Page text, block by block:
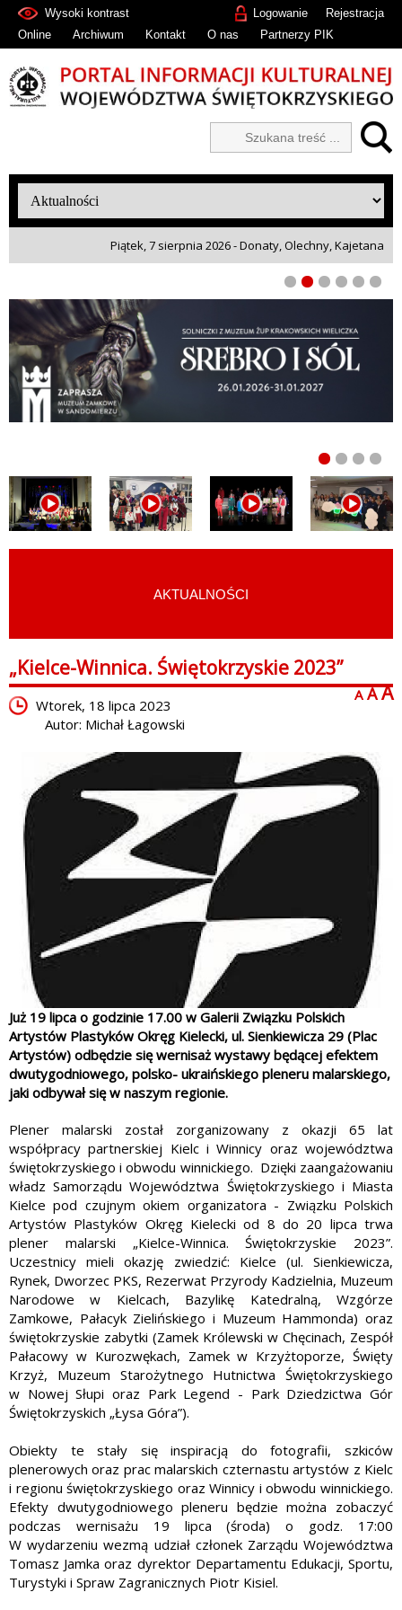
Rejestracja
Logowanie
Wysoki kontrast
Online
Archiwum Kontakt O nas Partnerzy PIK
Piątek, 7 sierpnia 2026 - Donaty, Olechny, Kajetana
AKTUALNOŚCI
„Kielce-Winnica. Świętokrzyskie 2023”
A A A
Wtorek, 18 lipca 2023
Autor: Michał Łagowski
Już 19 lipca o godzinie 17.00 w Galerii Związku Polskich
Artystów Plastyków Okręg Kielecki, ul. Sienkiewicza 29 (Plac
Artystów) odbędzie się wernisaż wystawy będącej efektem
dwutygodniowego, polsko- ukraińskiego pleneru malarskiego,
jaki odbywał się w naszym regionie.
Plener malarski został zorganizowany z okazji 65 lat
współpracy partnerskiej Kielc i Winnicy oraz województwa
świętokrzyskiego i obwodu winnickiego. Dzięki zaangażowaniu
władz Samorządu Województwa Świętokrzyskiego i Miasta
Kielce pod czujnym okiem organizatora - Związku Polskich
Artystów Plastyków Okręg Kielecki od 8 do 20 lipca trwa
plener malarski „Kielce-Winnica. Świętokrzyskie 2023”.
Uczestnicy mieli okazję zwiedzić: Kielce (ul. Sienkiewicza,
Rynek, Dworzec PKS, Rezerwat Przyrody Kadzielnia, Muzeum
Narodowe w Kielcach, Bazylikę Katedralną, Wzgórze
Zamkowe, Pałacyk Zielińskiego i Muzeum Hammonda) oraz
świętokrzyskie zabytki (Zamek Królewski w Chęcinach, Zespół
Pałacowy w Kurozwękach, Zamek w Krzyżtoporze, Święty
Krzyż, Muzeum Starożytnego Hutnictwa Świętokrzyskiego
w Nowej Słupi oraz Park Legend - Park Dziedzictwa Gór
Świętokrzyskich „Łysa Góra”).
Obiekty te stały się inspiracją do fotografii, szkiców
plenerowych oraz prac malarskich czternastu artystów z Kielc
i regionu świętokrzyskiego oraz Winnicy i obwodu winnickiego.
Efekty dwutygodniowego pleneru będzie można zobaczyć
podczas wernisażu 19 lipca (środa) o godz. 17:00
W wydarzeniu wezmą udział członek Zarządu Województwa
Tomasz Jamka oraz dyrektor Departamentu Edukacji, Sportu,
Turystyki i Spraw Zagranicznych Piotr Kisiel.